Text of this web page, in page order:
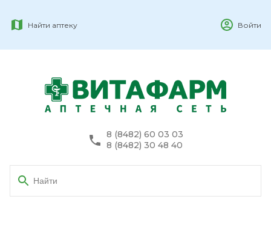
Найти аптеку Войти
8 (8482) 60 03 03
8 (8482) 30 48 40